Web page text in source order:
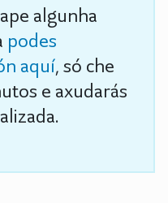
algunha
podes
aquí, só che
e axudarás